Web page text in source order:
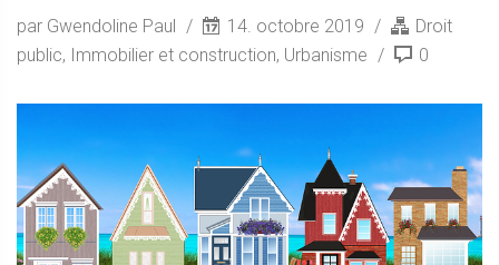
par Gwendoline Paul 14. octobre 2019
Droit
public, Immobilier et construction, Urbanisme 0